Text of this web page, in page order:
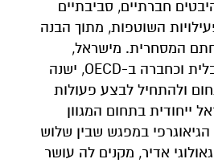
חברתיים, סביבתיים
השוטפות, מתוך הבנה
המסחרית. מישראל,
כשחקנית בשוק הגלובלית וכחברה ב-OECD, ישנה
ולהתחיל לבצע פעולות
ייחודית בתחום המגוון
הגיאוגרפי במפגש שבין שלוש
אדיר, מקנים לה עושר